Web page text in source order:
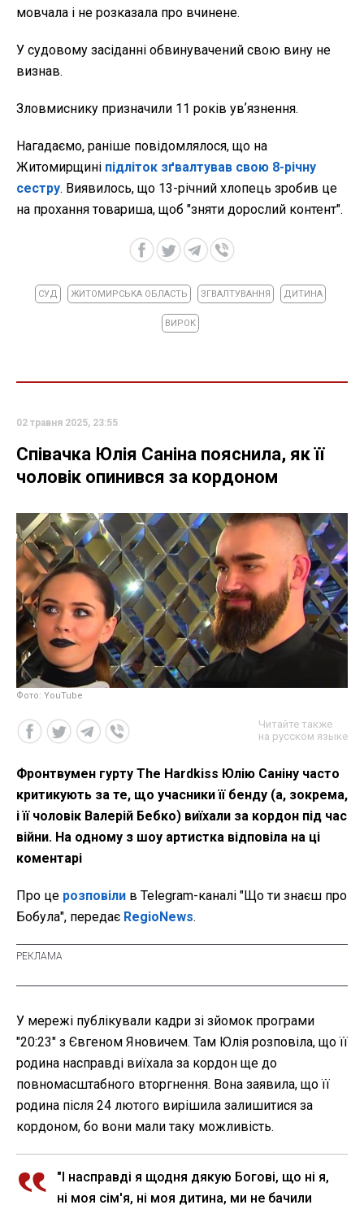
мовчала і не розказала про вчинене.
У судовому засіданні обвинувачений свою вину не
визнав.
Зловмиснику призначили 11 років увʼязнення.
Нагадаємо, раніше повідомлялося, що на
Житомирщині підліток зґвалтував свою 8-річну
сестру. Виявилось, що 13-річний хлопець зробив це
на прохання товариша, щоб "зняти дорослий контент".
СУД ЖИТОМИРСЬКА ОБЛАСТЬ ЗГВАЛТУВАННЯ ДИТИНА
ВИРОК
02 травня 2025, 23:55
Співачка Юлія Саніна пояснила, як її
чоловік опинився за кордоном
Фото: YouTube
Читайте также
на русском языке
Фронтвумен гурту The Hardkiss Юлію Саніну часто
критикують за те, що учасники її бенду (а, зокрема,
і її чоловік Валерій Бебко) виїхали за кордон під час
війни. На одному з шоу артистка відповіла на ці
коментарі
Про це розповіли в Telegram-каналі "Що ти знаєш про
Бобула", передає RegioNews.
У мережі публікували кадри зі зйомок програми
"20:23" з Євгеном Яновичем. Там Юлія розповіла, що її
родина насправді виїхала за кордон ще до
повномасштабного вторгнення. Вона заявила, що її
родина після 24 лютого вирішила залишитися за
кордоном, бо вони мали таку можливість.
"І насправді я щодня дякую Богові, що ні я,
ні моя сім'я, ні моя дитина, ми не бачили